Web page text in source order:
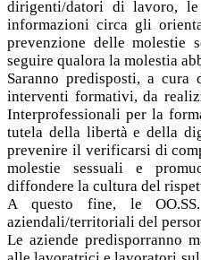
dirigenti/datori di lavoro, le
informazioni circa gli
prevenzione delle molestie
seguire qualora la molestia
Saranno predisposti, a
interventi formativi, da
Interprofessionali per la
tutela della libertà e della
prevenire il verificarsi di
molestie sessuali e
diffondere la cultura del
A questo fine, le OO.SS.
aziendali/territoriali del
Le aziende predisporranno